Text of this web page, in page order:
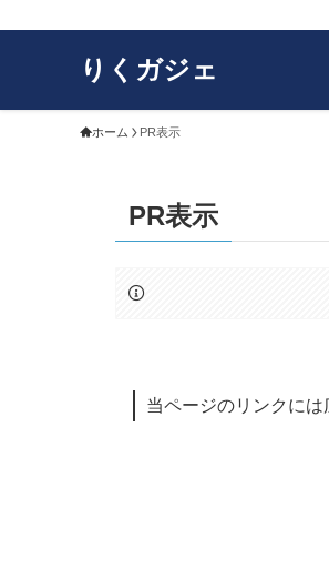
りくガジェ
ホーム PR表示
PR表示
当ページのリンクには